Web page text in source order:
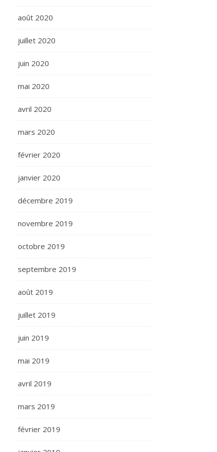
août 2020
juillet 2020
juin 2020
mai 2020
avril 2020
mars 2020
février 2020
janvier 2020
décembre 2019
novembre 2019
octobre 2019
septembre 2019
août 2019
juillet 2019
juin 2019
mai 2019
avril 2019
mars 2019
février 2019